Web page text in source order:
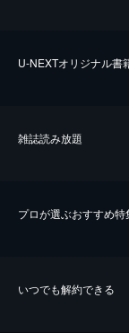
U-NEXTオリジナル書
雑誌読み放題
プロが選ぶおすすめ特
いつでも解約できる